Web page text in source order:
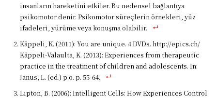
insanların hareketini etkiler. Bu nedensel bağlantıya
psikomotor denir. Psikomotor süreçlerin örnekleri, yüz
ifadeleri, yürüme veya konuşma olabilir.
Käppeli, K. (2011): You are unique. 4 DVDs. http://epics.ch/
Käppeli-Valaulta, K. (2013): Experiences from therapeutic
practice in the treatment of children and adolescents. In:
Janus, L. (ed.) p.o. p. 55-64.
Lipton, B. (2006): Intelligent Cells: How Experiences Control